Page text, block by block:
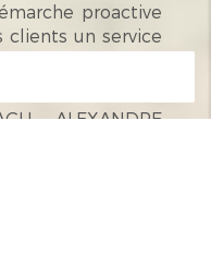
proactive
un service
efficacité et écoute
ALEXANDRE